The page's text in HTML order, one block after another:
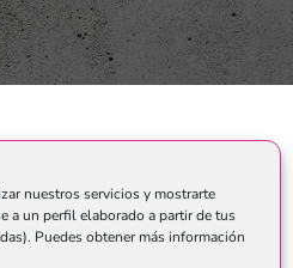
nuestros servicios y mostrarte
a un perfil elaborado a partir de tus
Puedes obtener más información